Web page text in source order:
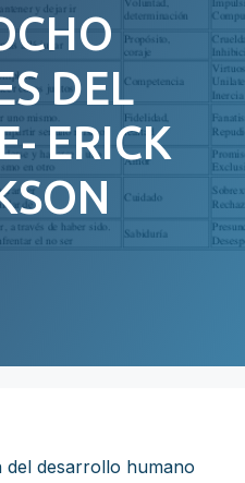
DEL
ERICK
del desarrollo humano